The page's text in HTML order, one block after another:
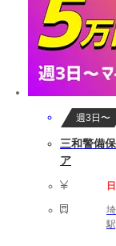
週3日〜
三和警備
ア